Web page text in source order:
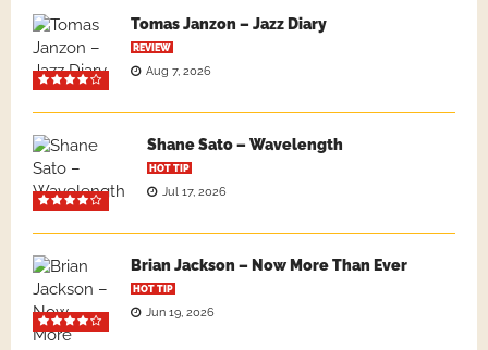
Tomas Janzon – Jazz Diary
REVIEW
Aug 7, 2026
Shane Sato – Wavelength
HOT TIP
Jul 17, 2026
Brian Jackson – Now More Than Ever
HOT TIP
Jun 19, 2026